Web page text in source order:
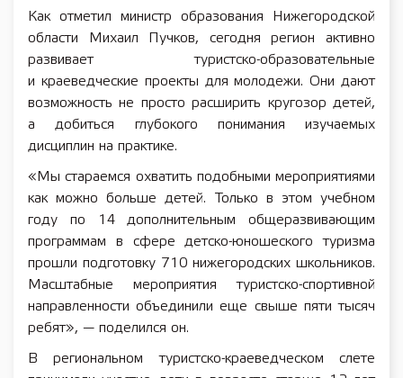
Как отметил министр образования Нижегородской
области Михаил Пучков, сегодня регион активно
развивает туристско-образовательные
и краеведческие проекты для молодежи. Они дают
возможность не просто расширить кругозор детей,
а добиться глубокого понимания изучаемых
дисциплин на практике.
«Мы стараемся охватить подобными мероприятиями
как можно больше детей. Только в этом учебном
году по 14 дополнительным общеразвивающим
программам в сфере детско-юношеского туризма
прошли подготовку 710 нижегородских школьников.
Масштабные мероприятия туристско-спортивной
направленности объединили еще свыше пяти тысяч
ребят», — поделился он.
В региональном туристско-краеведческом слете